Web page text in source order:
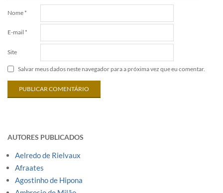
Nome *
E-mail *
Site
Salvar meus dados neste navegador para a próxima vez que eu comentar.
AUTORES PUBLICADOS
Aelredo de Rielvaux
Afraates
Agostinho de Hipona